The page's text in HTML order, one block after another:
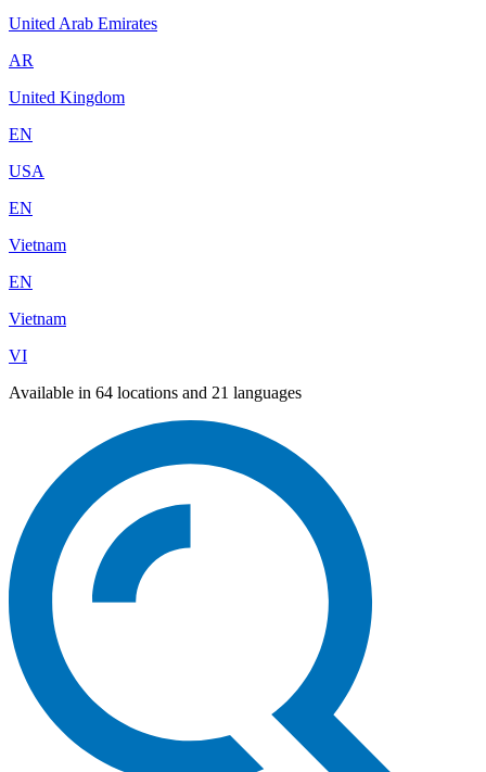
United Arab Emirates
AR
United Kingdom
EN
USA
EN
Vietnam
EN
Vietnam
VI
Available in 64 locations and 21 languages